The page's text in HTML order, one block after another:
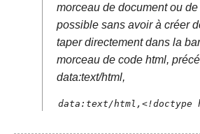
morceau de document ou
possible sans avoir à créer
taper directement dans la
morceau de code html,
data:text/html,